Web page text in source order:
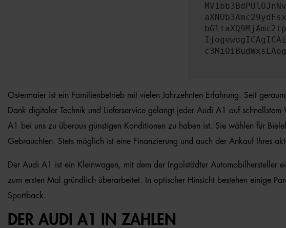
Ostermaier ist ein Familienbetrieb mit vielen Jahrzehnten Erfahrung. Seit
Dank digitaler Technik und Lieferservice gelangt jeder Audi A1 auf
A1 bei uns zu überaus günstigen Konditionen zu haben ist. Sie wählen für
Gebrauchten. Stets möglich ist eine Finanzierung und auch der Ankauf Ihres
Der Audi A1 ist ein Kleinwagen, mit dem der Ingolstädter
zum ersten Mal gründlich überarbeitet. In optischer Hinsicht bestehen einige
Sportback.
DER AUDI A1 IN ZAHLEN